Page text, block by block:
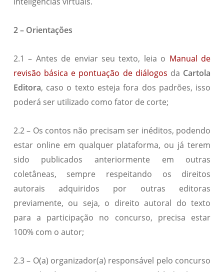
2 – Orientações
2.1 – Antes de enviar seu texto, leia o Manual de
revisão básica e pontuação de diálogos da Cartola
Editora, caso o texto esteja fora dos padrões, isso
poderá ser utilizado como fator de corte;
2.2 – Os contos não precisam ser inéditos, podendo
estar online em qualquer plataforma, ou já terem
sido publicados anteriormente em outras
coletâneas, sempre respeitando os direitos
autorais adquiridos por outras editoras
previamente, ou seja, o direito autoral do texto
para a participação no concurso, precisa estar
100% com o autor;
2.3 – O(a) organizador(a) responsável pelo concurso